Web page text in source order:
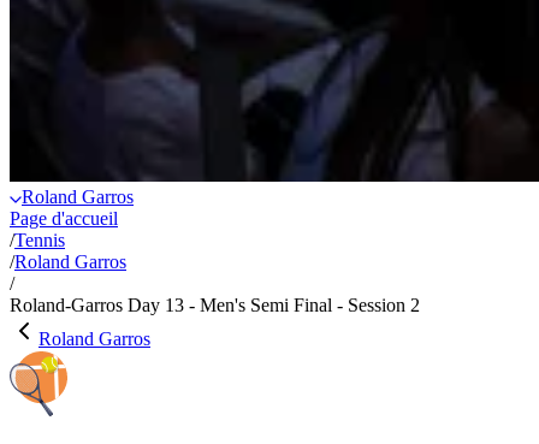
Roland Garros
Page d'accueil
/Tennis
/Roland Garros
/
Roland-Garros Day 13 - Men's Semi Final - Session 2
Roland Garros